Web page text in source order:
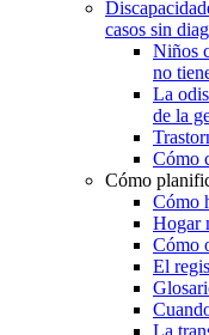
casos sin
Niños
no
La
de la
Cómo
Cómo
Cómo
Hogar
Cómo
El
La